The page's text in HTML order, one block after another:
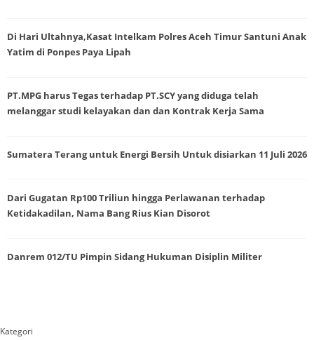
Di Hari Ultahnya,Kasat Intelkam Polres Aceh Timur Santuni Anak
Yatim di Ponpes Paya Lipah
PT.MPG harus Tegas terhadap PT.SCY yang diduga telah
melanggar studi kelayakan dan dan Kontrak Kerja Sama
Sumatera Terang untuk Energi Bersih Untuk disiarkan 11 Juli 2026
Dari Gugatan Rp100 Triliun hingga Perlawanan terhadap
Ketidakadilan, Nama Bang Rius Kian Disorot
Danrem 012/TU Pimpin Sidang Hukuman Disiplin Militer
Kategori